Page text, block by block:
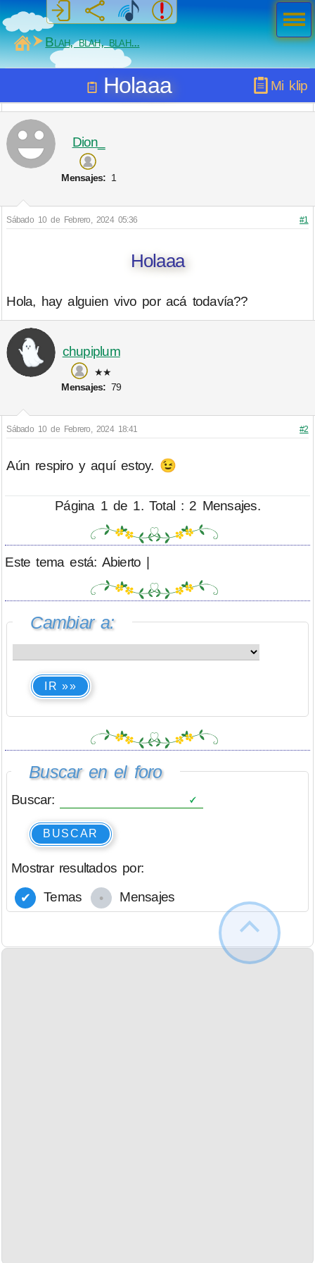
MiSabueso
Blah, blah, blah...
Mi klip
Holaaa
Dion_
Mensajes: 1
Sábado 10 de Febrero, 2024 05:36 #1
Holaaa
Hola, hay alguien vivo por acá todavía??
chupiplum
★★
Mensajes: 79
Sábado 10 de Febrero, 2024 18:41 #2
Aún respiro y aquí estoy. 😉
Página 1 de 1. Total : 2 Mensajes.
Este tema está: Abierto |
Cambiar a:
IR »»
Buscar en el foro
Buscar:
BUSCAR
Mostrar resultados por:
Temas
Mensajes
Men
ú